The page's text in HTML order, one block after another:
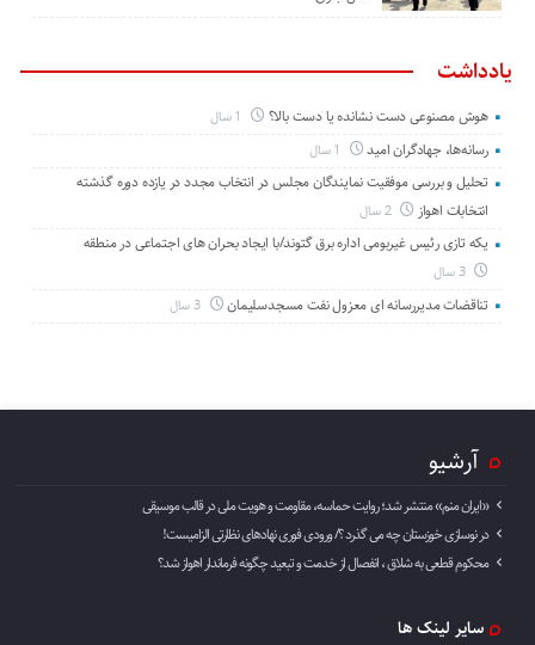
یادداشت
هوش مصنوعی دست نشانده یا دست بالا؟
رسانه‌ها، جهادگران امید
تحلیل و بررسی موفقیت نمایندگان مجلس در انتخاب مجدد در یازده دوره گذشته
انتخابات اهواز
2 سال
یکه تازی رئیس غیربومی اداره برق گتوند/با ایجاد بحران های اجتماعی در منطقه
3 سال
تناقضات مدیررسانه ای معزول نفت مسجدسلیمان 3 سال
آرشیو
«ایران منم» منتشر شد؛ روایت حماسه، مقاومت و هویت ملی در قالب موسیقی
در نوسازی خوزستان چه می گذرد ؟/ ورودی فوری نهادهای نظارتی الزامیست!
محکوم قطعی به شلاق ، انفصال از خدمت و تبعید چگونه فرماندار اهواز شد؟
سایر لینک ها